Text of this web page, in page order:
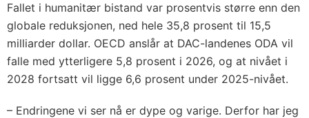
Fallet i humanitær bistand var prosentvis større enn den
globale reduksjonen, ned hele 35,8 prosent til 15,5
milliarder dollar. OECD anslår at DAC-landenes ODA vil
falle med ytterligere 5,8 prosent i 2026, og at nivået i
2028 fortsatt vil ligge 6,6 prosent under 2025-nivået.
– Endringene vi ser nå er dype og varige. Derfor har jeg